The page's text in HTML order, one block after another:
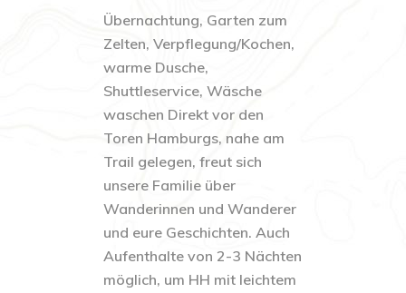
Übernachtung, Garten zum
Zelten, Verpflegung/Kochen,
warme Dusche,
Shuttleservice, Wäsche
waschen Direkt vor den
Toren Hamburgs, nahe am
Trail gelegen, freut sich
unsere Familie über
Wanderinnen und Wanderer
und eure Geschichten. Auch
Aufenthalte von 2-3 Nächten
möglich, um HH mit leichtem